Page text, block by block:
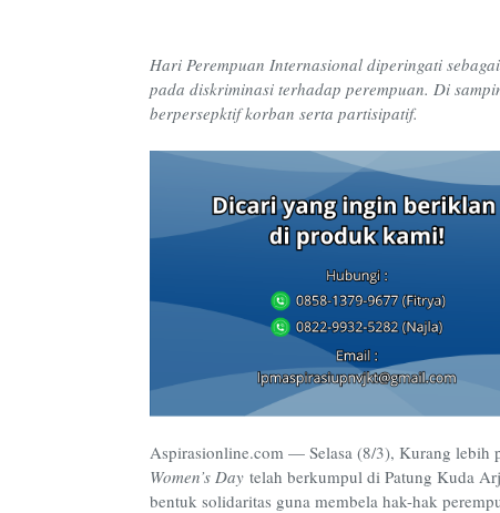
Hari Perempuan Internasional diperingati
pada diskriminasi terhadap perempuan. Di
berpersepktif korban serta partisipatif.
Aspirasionline.com — Selasa (8/3), Kurang lebih
Women’s Day telah berkumpul di Patung Kuda
bentuk solidaritas guna membela hak-hak